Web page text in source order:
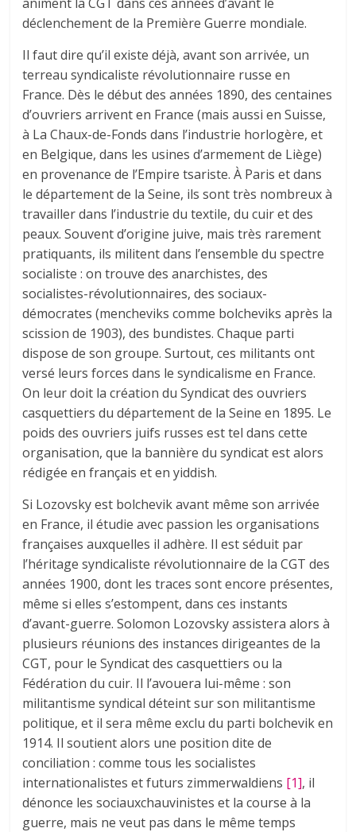
déclenchement de la Première Guerre mondiale.
Il faut dire qu’il existe déjà, avant son arrivée, un
terreau syndicaliste révolutionnaire russe en
France. Dès le début des années 1890, des centaines
d’ouvriers arrivent en France (mais aussi en Suisse,
à La Chaux-de-Fonds dans l’industrie horlogère, et
en Belgique, dans les usines d’armement de Liège)
en provenance de l’Empire tsariste. À Paris et dans
le département de la Seine, ils sont très nombreux à
travailler dans l’industrie du textile, du cuir et des
peaux. Souvent d’origine juive, mais très rarement
pratiquants, ils militent dans l’ensemble du spectre
socialiste : on trouve des anarchistes, des
socialistes-révolutionnaires, des sociaux-
démocrates (mencheviks comme bolcheviks après la
scission de 1903), des bundistes. Chaque parti
dispose de son groupe. Surtout, ces militants ont
versé leurs forces dans le syndicalisme en France.
On leur doit la création du Syndicat des ouvriers
casquettiers du département de la Seine en 1895. Le
poids des ouvriers juifs russes est tel dans cette
organisation, que la bannière du syndicat est alors
rédigée en français et en yiddish.
Si Lozovsky est bolchevik avant même son arrivée
en France, il étudie avec passion les organisations
françaises auxquelles il adhère. Il est séduit par
l’héritage syndicaliste révolutionnaire de la CGT des
années 1900, dont les traces sont encore présentes,
même si elles s’estompent, dans ces instants
d’avant-guerre. Solomon Lozovsky assistera alors à
plusieurs réunions des instances dirigeantes de la
CGT, pour le Syndicat des casquettiers ou la
Fédération du cuir. Il l’avouera lui-même : son
militantisme syndical déteint sur son militantisme
politique, et il sera même exclu du parti bolchevik en
1914. Il soutient alors une position dite de
conciliation : comme tous les socialistes
internationalistes et futurs zimmerwaldiens [1], il
dénonce les sociaux­chauvinistes et la course à la
guerre, mais ne veut pas dans le même temps